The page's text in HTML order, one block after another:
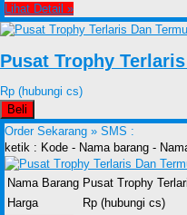
Lihat Detail »
Pusat Trophy
Rp (hubungi cs)
Beli
Order Sekarang » SMS :
ketik : Kode - Nama barang -
Nama Barang Pusat Trophy
Harga
Rp (hubungi cs)